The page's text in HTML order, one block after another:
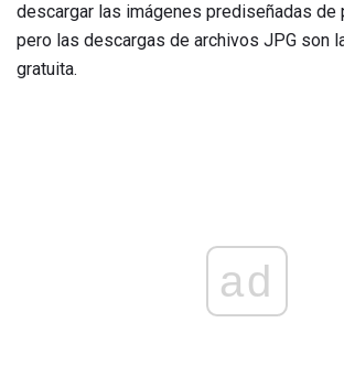
descargar las imágenes prediseñadas de
pero las descargas de archivos JPG son
gratuita.
ad